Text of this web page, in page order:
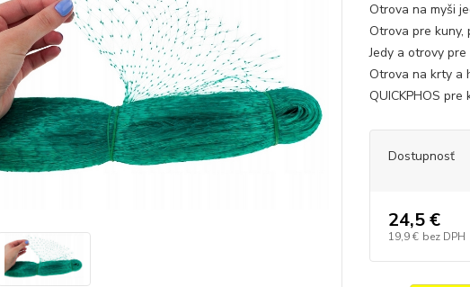
Otrova na myši
Otrova pre kuny,
Jedy a otrovy
Otrova na krty a
QUICKPHOS pre
Dostupnosť
24,5 €
19,9 € bez DPH